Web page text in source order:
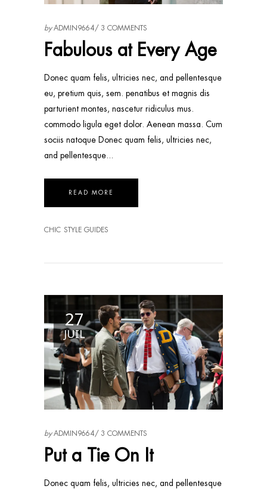
byADMIN9664 3 COMMENTS
Fabulous at Every Age
Donec quam felis, ultricies nec, and pellentesque
eu, pretium quis, sem. penatibus et magnis dis
parturient montes, nascetur ridiculus mus.
commodo ligula eget dolor. Aenean massa. Cum
sociis natoque Donec quam felis, ultricies nec,
and pellentesque
READ MORE
CHIC STYLE GUIDES
27
JUIL
byADMIN9664 3 COMMENTS
Put a Tie On It
Donec quam felis, ultricies nec, and pellentesque